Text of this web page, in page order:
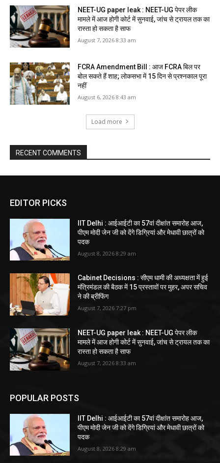
NEET-UG paper leak : NEET-UG पेपर लीक
मामले में आज होगी कोर्ट में सुनवाई, जांच से ट्रायल तक का
रास्ता हो सकता है साफ
August 7, 2026 8:33 am
FCRA Amendment Bill : आज FCRA बिल पर
बोल सकते हैं शाह; लोकसभा में 15 दिन से प्रश्नकाल पूरा
नहीं
August 6, 2026 8:43 am
Load more
RECENT COMMENTS
EDITOR PICKS
IIT Delhi : आईआईटी का 57वां दीक्षांत समारोह आज,
पीएम मोदी जेन जी को देंगे डिग्रियां और मेधावी छात्रों को
पदक
August 8, 2026 8:29 am
Cabinet Decisions : सीएम धामी की अध्यक्षता में हुई
मंत्रिमंडल की बैठक में 15 प्रस्तावों पर मुहर, अपर सचिव
ने की ब्रीफिंग
August 7, 2026 7:27 pm
NEET-UG paper leak : NEET-UG पेपर लीक
मामले में आज होगी कोर्ट में सुनवाई, जांच से ट्रायल तक का
रास्ता हो सकता है साफ
August 7, 2026 8:33 am
POPULAR POSTS
IIT Delhi : आईआईटी का 57वां दीक्षांत समारोह आज,
पीएम मोदी जेन जी को देंगे डिग्रियां और मेधावी छात्रों को
पदक
August 8, 2026 8:29 am